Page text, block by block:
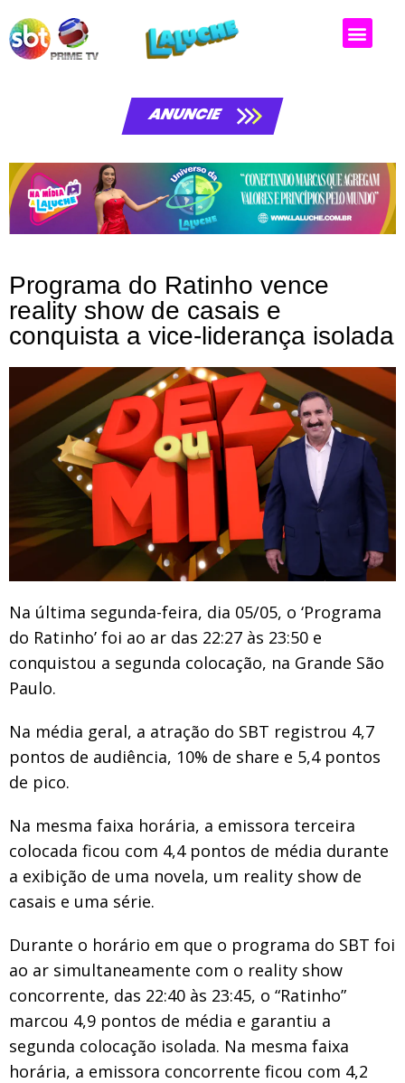
ANUNCIE
Programa do Ratinho vence
reality show de casais e
conquista a vice-liderança isolada
Na última segunda-feira, dia 05/05, o ‘Programa
do Ratinho’ foi ao ar das 22:27 às 23:50 e
conquistou a segunda colocação, na Grande São
Paulo.
Na média geral, a atração do SBT registrou 4,7
pontos de audiência, 10% de share e 5,4 pontos
de pico.
Na mesma faixa horária, a emissora terceira
colocada ficou com 4,4 pontos de média durante
a exibição de uma novela, um reality show de
casais e uma série.
Durante o horário em que o programa do SBT foi
ao ar simultaneamente com o reality show
concorrente, das 22:40 às 23:45, o “Ratinho”
marcou 4,9 pontos de média e garantiu a
segunda colocação isolada. Na mesma faixa
horária, a emissora concorrente ficou com 4,2